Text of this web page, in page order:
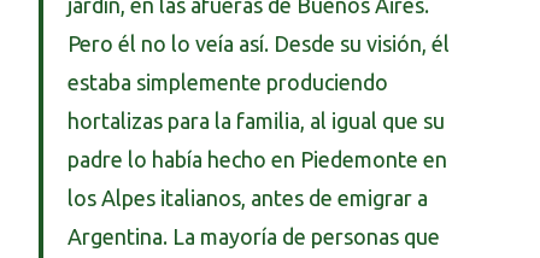
Pero él no lo veía así. Desde su visión, él
estaba simplemente produciendo
hortalizas para la familia, al igual que su
padre lo había hecho en Piedemonte en
los Alpes italianos, antes de emigrar a
Argentina. La mayoría de personas que